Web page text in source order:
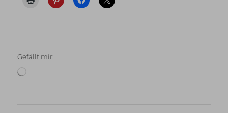
Gefällt mir: